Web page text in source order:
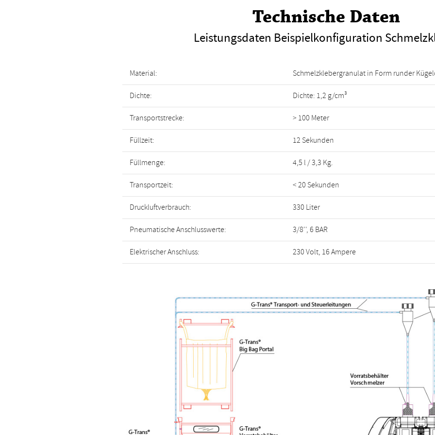
Technische Daten
Leistungsdaten Beispielkonfiguration
Material: Schmelzklebergranulat in Form runder
Dichte: Dichte: 1,2 g/cm³
Transportstrecke: > 100 Meter
Füllzeit: 12 Sekunden
Füllmenge: 4,5 l / 3,3 Kg.
Transportzeit: < 20 Sekunden
Druckluftverbrauch: 330 Liter
Pneumatische Anschlusswerte: 3/8'', 6 BAR
Elektrischer Anschluss: 230 Volt, 16 Ampere